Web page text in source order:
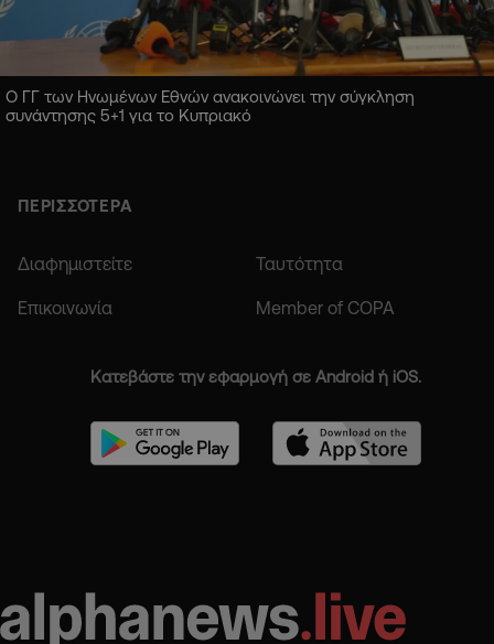
Ο ΓΓ των Ηνωμένων Εθνών ανακοινώνει την σύγκληση
συνάντησης 5+1 για το Κυπριακό
ΠΕΡΙΣΣΟΤΕΡΑ
Διαφημιστείτε Ταυτότητα
Επικοινωνία Member of COPA
Κατεβάστε την εφαρμογή σε Android ή iOS.